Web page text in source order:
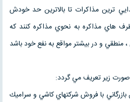
ترين مذاكرات تا بالاترين حد خودش
هاي مذاكره به نحوي مذاكره كنند كه
منطقي و در بيشتر مواقع به نفع خود باشد
صورت زير تعريف مي گردد:
بازرگاني با فروش شركتهاي كاشي و سراميك